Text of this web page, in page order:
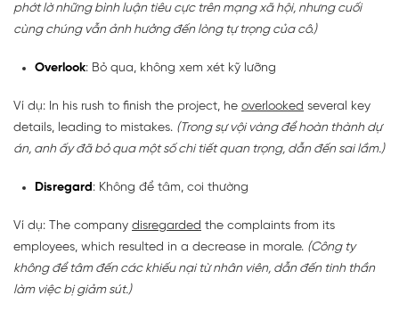
phớt lờ những bình luận tiêu cực trên mạng xã hội, nhưng cuối
cùng chúng vẫn ảnh hưởng đến lòng tự trọng của cô.)
Overlook: Bỏ qua, không xem xét kỹ lưỡng
Ví dụ: In his rush to finish the project, he overlooked several key
details, leading to mistakes. (Trong sự vội vàng để hoàn thành dự
án, anh ấy đã bỏ qua một số chi tiết quan trọng, dẫn đến sai lầm.)
Disregard: Không để tâm, coi thường
Ví dụ: The company disregarded the complaints from its
employees, which resulted in a decrease in morale. (Công ty
không để tâm đến các khiếu nại từ nhân viên, dẫn đến tinh thần
làm việc bị giảm sút.)